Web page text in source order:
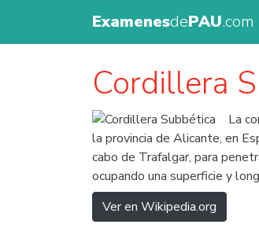
ExamenesdePAU.com
Cordillera
La
la provincia de Alicante, en
cabo de Trafalgar, para
ocupando una superficie y
Ver en Wikipedia.org